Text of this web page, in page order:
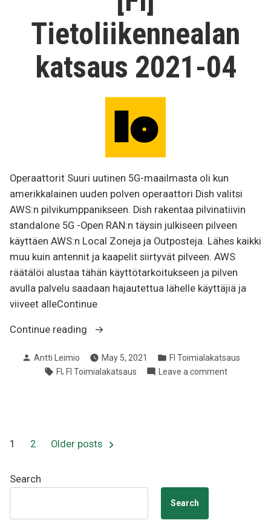
Tietoliikennealan
katsaus 2021-04
Operaattorit Suuri uutinen 5G-maailmasta oli kun
amerikkalainen uuden polven operaattori Dish valitsi
AWS:n pilvikumppanikseen. Dish rakentaa pilvinatiivin
standalone 5G -Open RAN:n täysin julkiseen pilveen
käyttäen AWS:n Local Zoneja ja Outposteja. Lähes kaikki
muu kuin antennit ja kaapelit siirtyvät pilveen. AWS
räätälöi alustaa tähän käyttötarkoitukseen ja pilven
avulla palvelu saadaan hajautettua lähelle käyttäjiä ja
viiveet alleContinue
Continue reading
“[FI]
katsaus
2021-
Posted
Antti Leimio May 5, 2021
Posted
in
FI Toimialakatsaus
Tags:
FI, FI Toimialakatsaus Leave a commenton
Posts
pagination
1 2 Older posts
Search
Search